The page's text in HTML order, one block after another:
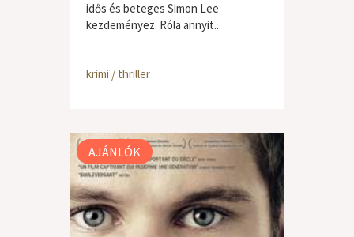
idős és beteges Simon Lee
kezdeményez. Róla annyit...
krimi / thriller
AJÁNLÓK